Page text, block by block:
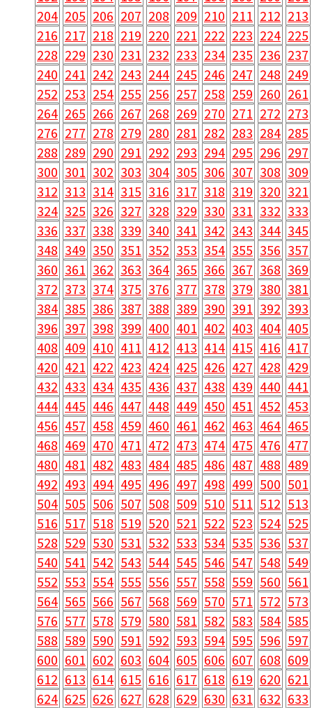
204 205 206 207 208 209 210 211 212 213
216 217 218 219 220 221 222 223 224 225
228 229 230 231 232 233 234 235 236 237
240 241 242 243 244 245 246 247 248 249
252 253 254 255 256 257 258 259 260 261
264 265 266 267 268 269 270 271 272 273
276 277 278 279 280 281 282 283 284 285
288 289 290 291 292 293 294 295 296 297
300 301 302 303 304 305 306 307 308 309
312 313 314 315 316 317 318 319 320 321
324 325 326 327 328 329 330 331 332 333
336 337 338 339 340 341 342 343 344 345
348 349 350 351 352 353 354 355 356 357
360 361 362 363 364 365 366 367 368 369
372 373 374 375 376 377 378 379 380 381
384 385 386 387 388 389 390 391 392 393
396 397 398 399 400 401 402 403 404 405
408 409 410 411 412 413 414 415 416 417
420 421 422 423 424 425 426 427 428 429
432 433 434 435 436 437 438 439 440 441
444 445 446 447 448 449 450 451 452 453
456 457 458 459 460 461 462 463 464 465
468 469 470 471 472 473 474 475 476 477
480 481 482 483 484 485 486 487 488 489
492 493 494 495 496 497 498 499 500 501
504 505 506 507 508 509 510 511 512 513
516 517 518 519 520 521 522 523 524 525
528 529 530 531 532 533 534 535 536 537
540 541 542 543 544 545 546 547 548 549
552 553 554 555 556 557 558 559 560 561
564 565 566 567 568 569 570 571 572 573
576 577 578 579 580 581 582 583 584 585
588 589 590 591 592 593 594 595 596 597
600 601 602 603 604 605 606 607 608 609
612 613 614 615 616 617 618 619 620 621
624 625 626 627 628 629 630 631 632 633